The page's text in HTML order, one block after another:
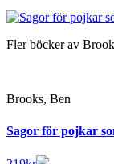
Fler böcker av
Brooks, Ben
Sagor för pojkar